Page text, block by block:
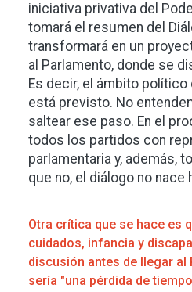
iniciativa privativa del
tomará el resumen del
transformará en un
al Parlamento, donde se
Es decir, el ámbito
está previsto. No
saltear ese paso. En el
todos los partidos con
parlamentaria y, además,
que no, el diálogo no nace
Otra crítica que se hace es
cuidados, infancia y
discusión antes de llegar al
sería "una pérdida de